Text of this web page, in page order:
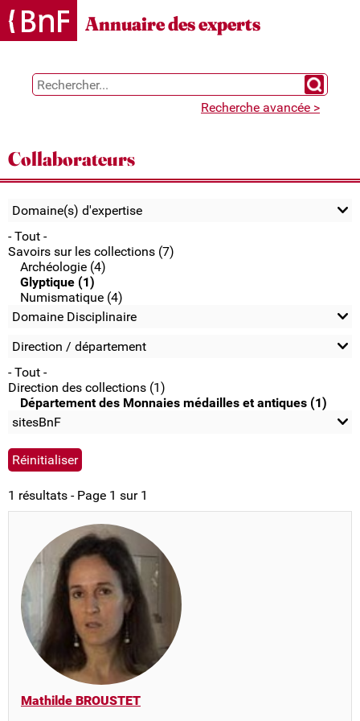
Gestion des cookies
Annuaire des experts
Chercher
Recherche avancée >
Collaborateurs
Domaine(s) d'expertise
- Tout -
Savoirs sur les collections (7)
Archéologie (4)
Glyptique (1)
Numismatique (4)
Domaine Disciplinaire
Direction / département
- Tout -
Direction des collections (1)
Département des Monnaies médailles et antiques (1)
sitesBnF
1 résultats - Page 1 sur 1
Mathilde BROUSTET